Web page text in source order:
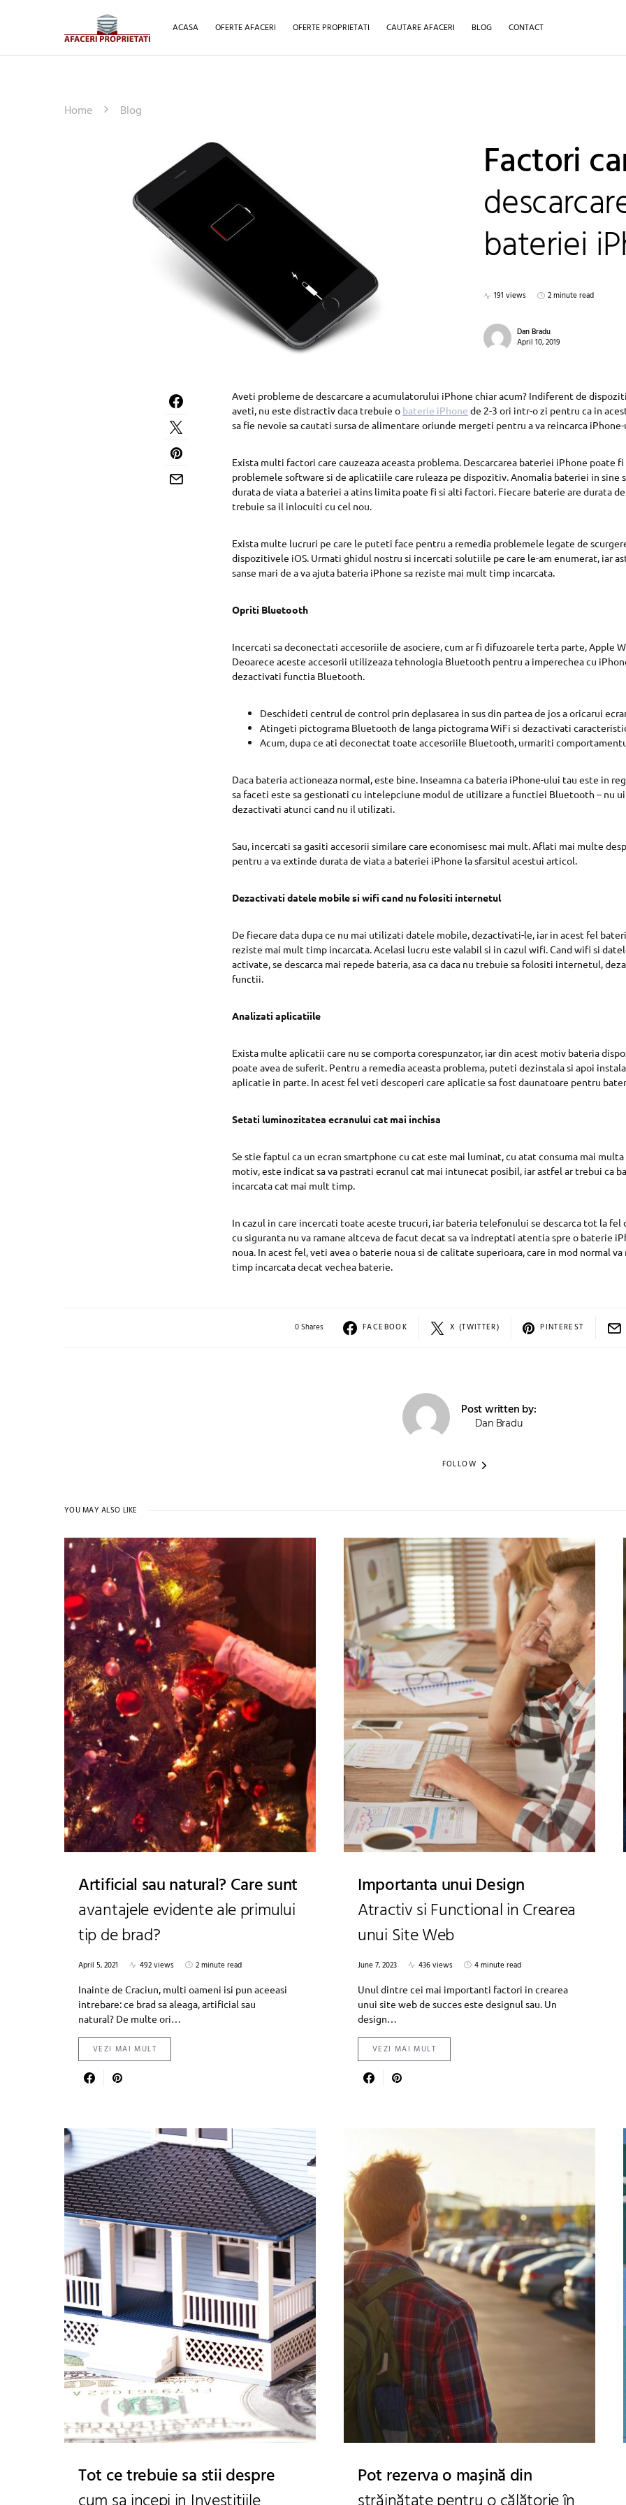
ACASA OFERTE AFACERI OFERTE PROPRIETATI CAUTARE AFACERI BLOG CONTACT
Home Blog
Factori
bateriei
191 views 2 minute read
Dan Bradu
April 10, 2019
Aveti probleme de descarcare a acumulatorului iPhone chiar acum? Indiferent de
aveti, nu este distractiv daca trebuie o baterie iPhone de 2-3 ori intr-o zi pentru ca in
sa fie nevoie sa cautati sursa de alimentare oriunde mergeti pentru a va reincarca
Exista multi factori care cauzeaza aceasta problema. Descarcarea bateriei iPhone poate
problemele software si de aplicatiile care ruleaza pe dispozitiv. Anomalia bateriei in sine
durata de viata a bateriei a atins limita poate fi si alti factori. Fiecare baterie are durata de
trebuie sa il inlocuiti cu cel nou.
Exista multe lucruri pe care le puteti face pentru a remedia problemele legate de
dispozitivele iOS. Urmati ghidul nostru si incercati solutiile pe care le-am enumerat, iar
sanse mari de a va ajuta bateria iPhone sa reziste mai mult timp incarcata.
Opriti Bluetooth
Incercati sa deconectati accesoriile de asociere, cum ar fi difuzoarele terta parte, Apple
Deoarece aceste accesorii utilizeaza tehnologia Bluetooth pentru a imperechea cu
dezactivati functia Bluetooth.
Deschideti centrul de control prin deplasarea in sus din partea de jos a oricarui
Atingeti pictograma Bluetooth de langa pictograma WiFi si dezactivati
Acum, dupa ce ati deconectat toate accesoriile Bluetooth, urmariti
Daca bateria actioneaza normal, este bine. Inseamna ca bateria iPhone-ului tau este in
sa faceti este sa gestionati cu intelepciune modul de utilizare a functiei Bluetooth – nu
dezactivati atunci cand nu il utilizati.
Sau, incercati sa gasiti accesorii similare care economisesc mai mult. Aflati mai multe
pentru a va extinde durata de viata a bateriei iPhone la sfarsitul acestui articol.
Dezactivati datele mobile si wifi cand nu folositi internetul
De fiecare data dupa ce nu mai utilizati datele mobile, dezactivati-le, iar in acest fel
reziste mai mult timp incarcata. Acelasi lucru este valabil si in cazul wifi. Cand wifi si
activate, se descarca mai repede bateria, asa ca daca nu trebuie sa folositi internetul,
functii.
Analizati aplicatiile
Exista multe aplicatii care nu se comporta corespunzator, iar din acest motiv bateria
poate avea de suferit. Pentru a remedia aceasta problema, puteti dezinstala si apoi
aplicatie in parte. In acest fel veti descoperi care aplicatie sa fost daunatoare pentru
Setati luminozitatea ecranului cat mai inchisa
Se stie faptul ca un ecran smartphone cu cat este mai luminat, cu atat consuma mai
motiv, este indicat sa va pastrati ecranul cat mai intunecat posibil, iar astfel ar trebui ca
incarcata cat mai mult timp.
In cazul in care incercati toate aceste trucuri, iar bateria telefonului se descarca tot la fel
cu siguranta nu va ramane altceva de facut decat sa va indreptati atentia spre o baterie
noua. In acest fel, veti avea o baterie noua si de calitate superioara, care in mod normal
timp incarcata decat vechea baterie.
0 Shares FACEBOOK X (TWITTER) PINTEREST
Post written by:
Dan Bradu
FOLLOW
YOU MAY ALSO LIKE
Artificial sau natural? Care sunt
avantajele evidente ale primului
tip de brad?
April 5, 2021 492 views
2 minute read
Inainte de Craciun, multi oameni isi pun aceeasi
intrebare: ce brad sa aleaga, artificial sau
natural? De multe ori…
VEZI MAI MULT
Importanta unui Design
Atractiv si Functional in Crearea
unui Site Web
June 7, 2023 436 views
4 minute read
Unul dintre cei mai importanti factori in crearea
unui site web de succes este designul sau. Un
design…
VEZI MAI MULT
Tot ce trebuie sa stii despre
Pot rezerva o mașină din